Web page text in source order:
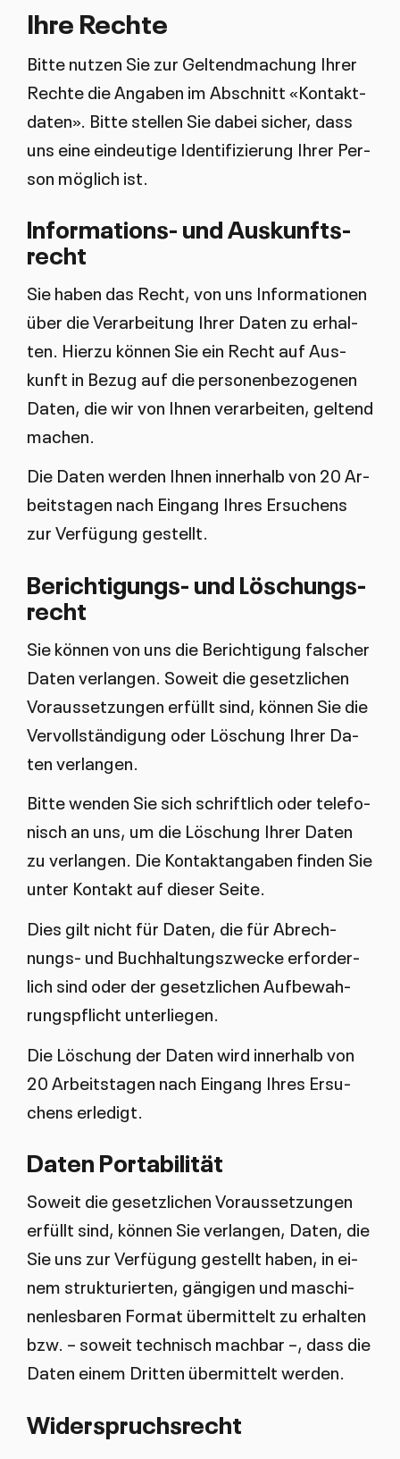
Ih­re Rech­te
Bit­te nut­zen Sie zur Gel­tend­ma­chung Ih­rer
Rech­te die An­ga­ben im Ab­schnitt «Kon­takt­
da­ten». Bit­te stel­len Sie da­bei si­cher, dass
uns ei­ne ein­deu­ti­ge Iden­ti­fi­zie­rung Ih­rer Per­
son mög­lich ist.
In­for­ma­ti­ons- und Aus­kunfts­
recht
Sie ha­ben das Recht, von uns In­for­ma­tio­nen
über die Ver­ar­bei­tung Ih­rer Da­ten zu er­hal­
ten. Hier­zu kön­nen Sie ein Recht auf Aus­
kunft in Be­zug auf die per­so­nen­be­zo­ge­nen
Da­ten, die wir von Ih­nen ver­ar­bei­ten, gel­tend
ma­chen.
Die Da­ten wer­den Ih­nen in­ner­halb von 20 Ar­
beits­ta­gen nach Ein­gang Ih­res Er­su­chens
zur Ver­fü­gung ge­stellt.
Be­rich­ti­gungs- und Lö­schungs­
recht
Sie kön­nen von uns die Be­rich­ti­gung falscher
Da­ten ver­lan­gen. So­weit die ge­setz­li­chen
Vor­aus­set­zun­gen er­füllt sind, kön­nen Sie die
Ver­voll­stän­di­gung oder Lö­schung Ih­rer Da­
ten ver­lan­gen.
Bit­te wen­den Sie sich schrift­lich oder te­le­fo­
nisch an uns, um die Lö­schung Ih­rer Da­ten
zu ver­lan­gen. Die Kon­takt­an­ga­ben fin­den Sie
un­ter Kon­takt auf die­ser Sei­te.
Dies gilt nicht für Da­ten, die für Ab­rech­
nungs- und Buch­hal­tungs­zwe­cke er­for­der­
lich sind oder der ge­setz­li­chen Auf­be­wah­
rungs­pflicht un­ter­lie­gen.
Die Lö­schung der Da­ten wird in­ner­halb von
20 Ar­beits­ta­gen nach Ein­gang Ih­res Er­su­
chens er­le­digt.
Da­ten Por­ta­bi­li­tät
So­weit die ge­setz­li­chen Vor­aus­set­zun­gen
er­füllt sind, kön­nen Sie ver­lan­gen, Da­ten, die
Sie uns zur Ver­fü­gung ge­stellt ha­ben, in ei­
nem struk­tu­rier­ten, gän­gi­gen und ma­schi­
nen­les­ba­ren For­mat über­mit­telt zu er­hal­ten
bzw. – so­weit tech­nisch mach­bar –, dass die
Da­ten ei­nem Drit­ten über­mit­telt wer­den.
Wi­der­spruchs­recht